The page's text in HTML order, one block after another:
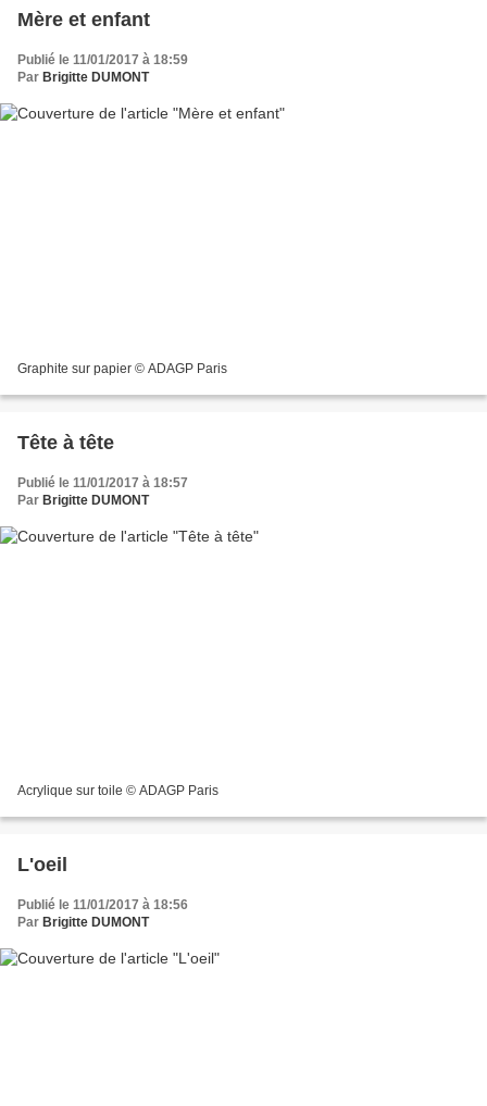
Mère et enfant
Publié le 11/01/2017 à 18:59
Par Brigitte DUMONT
Graphite sur papier © ADAGP Paris
Tête à tête
Publié le 11/01/2017 à 18:57
Par Brigitte DUMONT
Acrylique sur toile © ADAGP Paris
L'oeil
Publié le 11/01/2017 à 18:56
Par Brigitte DUMONT